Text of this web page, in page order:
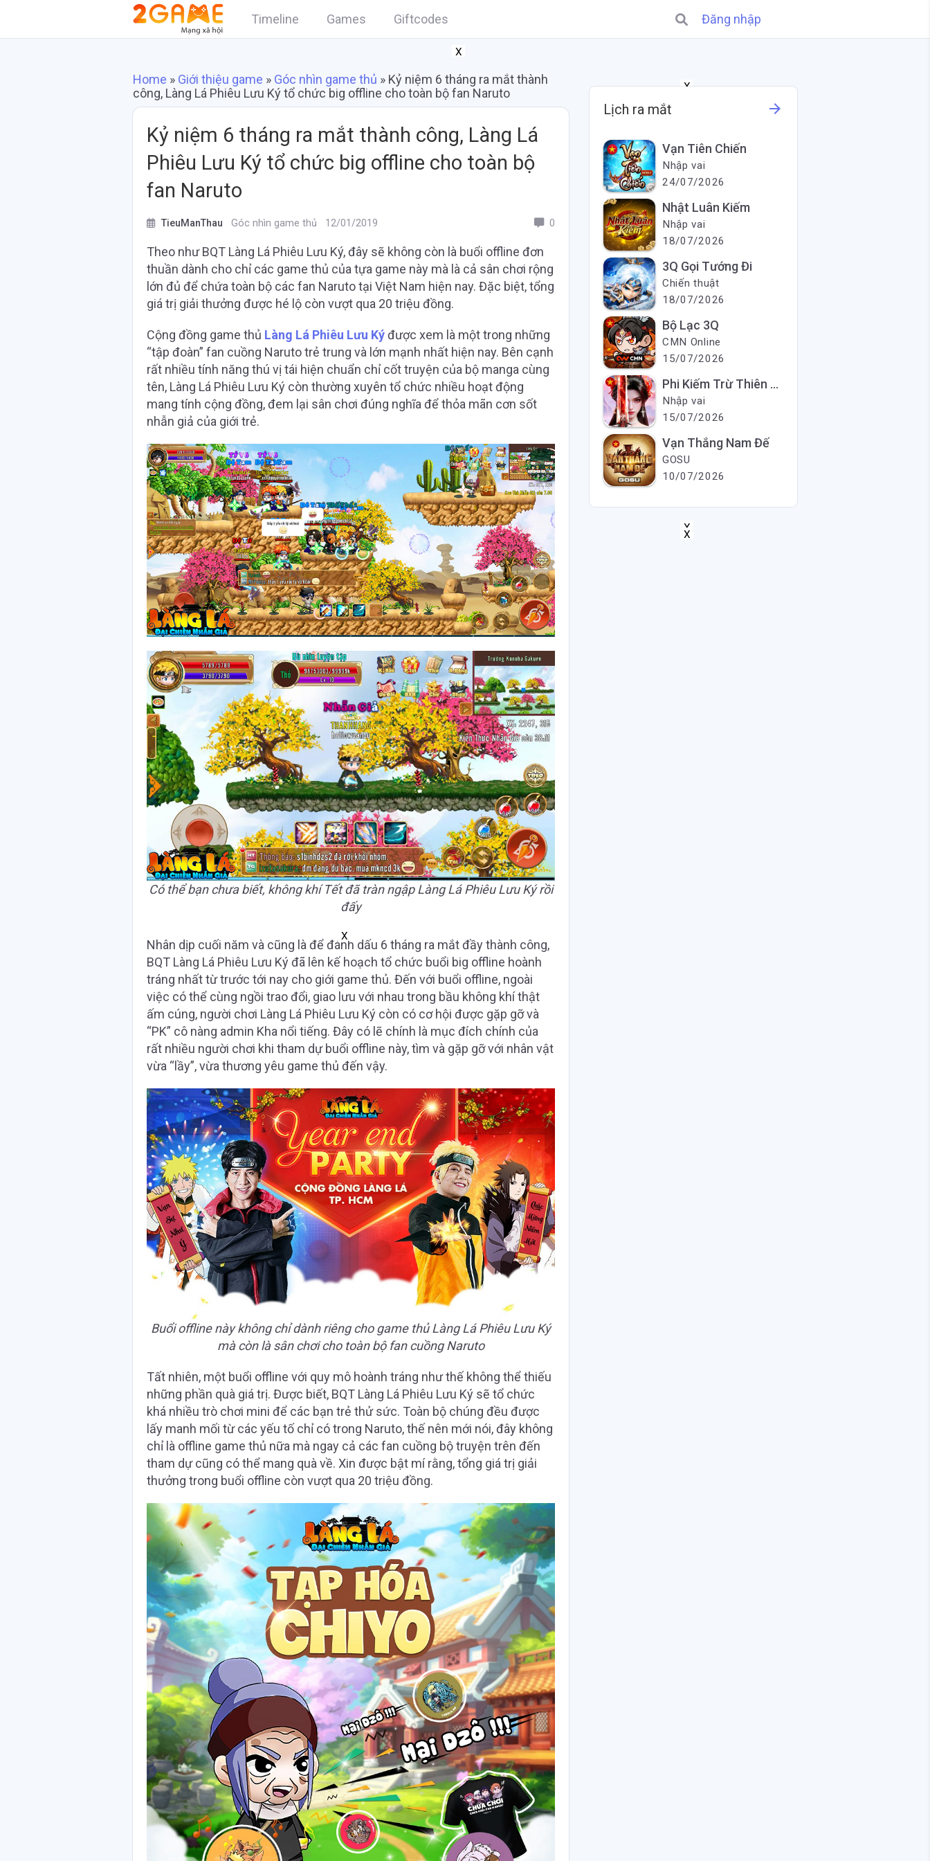
Timeline Games Giftcodes Đăng nhập
X
X
Lịch ra mắt arrow_forward
Vạn Tiên Chiến
Nhập vai
24/07/2026
Nhật Luân Kiếm
Nhập vai
18/07/2026
3Q Gọi Tướng Đi
Chiến thuật
18/07/2026
Bộ Lạc 3Q
CMN Online
15/07/2026
Phi Kiếm Trừ Thiên Ma
Nhập vai
15/07/2026
Vạn Thắng Nam Đế
GOSU
10/07/2026
X
X
Home » Giới thiệu game » Góc nhìn game thủ » Kỷ niệm 6 tháng ra mắt thành
công, Làng Lá Phiêu Lưu Ký tổ chức big offline cho toàn bộ fan Naruto
Kỷ niệm 6 tháng ra mắt thành công, Làng Lá
Phiêu Lưu Ký tổ chức big offline cho toàn bộ
fan Naruto
TieuManThau Góc nhìn game thủ 12/01/2019 0
Theo như BQT Làng Lá Phiêu Lưu Ký, đây sẽ không còn là buổi offline đơn
thuần dành cho chỉ các game thủ của tựa game này mà là cả sân chơi rộng
lớn đủ để chứa toàn bộ các fan Naruto tại Việt Nam hiện nay. Đặc biệt, tổng
giá trị giải thưởng được hé lộ còn vượt qua 20 triệu đồng.
Cộng đồng game thủ Làng Lá Phiêu Lưu Kýđược xem là một trong những
“tập đoàn” fan cuồng Naruto trẻ trung và lớn mạnh nhất hiện nay. Bên cạnh
rất nhiều tính năng thú vị tái hiện chuẩn chỉ cốt truyện của bộ manga cùng
tên, Làng Lá Phiêu Lưu Ký còn thường xuyên tổ chức nhiều hoạt động
mang tính cộng đồng, đem lại sân chơi đúng nghĩa để thỏa mãn cơn sốt
nhẫn giả của giới trẻ.
Có thể bạn chưa biết, không khí Tết đã tràn ngập Làng Lá Phiêu Lưu Ký rồi
đấy
X
Nhân dịp cuối năm và cũng là để đánh dấu 6 tháng ra mắt đầy thành công,
BQT Làng Lá Phiêu Lưu Ký đã lên kế hoạch tổ chức buổi big offline hoành
tráng nhất từ trước tới nay cho giới game thủ. Đến với buổi offline, ngoài
việc có thể cùng ngồi trao đổi, giao lưu với nhau trong bầu không khí thật
ấm cúng, người chơi Làng Lá Phiêu Lưu Ký còn có cơ hội được gặp gỡ và
“PK” cô nàng admin Kha nổi tiếng. Đây có lẽ chính là mục đích chính của
rất nhiều người chơi khi tham dự buổi offline này, tìm và gặp gỡ với nhân vật
vừa “lầy”, vừa thương yêu game thủ đến vậy.
Buổi offline này không chỉ dành riêng cho game thủ Làng Lá Phiêu Lưu Ký
mà còn là sân chơi cho toàn bộ fan cuồng Naruto
Tất nhiên, một buổi offline với quy mô hoành tráng như thế không thể thiếu
những phần quà giá trị. Được biết, BQT Làng Lá Phiêu Lưu Ký sẽ tổ chức
khá nhiều trò chơi mini để các bạn trẻ thử sức. Toàn bộ chúng đều được
lấy manh mối từ các yếu tố chỉ có trong Naruto, thế nên mới nói, đây không
chỉ là offline game thủ nữa mà ngay cả các fan cuồng bộ truyện trên đến
tham dự cũng có thể mang quà về. Xin được bật mí rằng, tổng giá trị giải
thưởng trong buổi offline còn vượt qua 20 triệu đồng.